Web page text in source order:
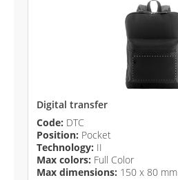
Digital transfer
Code: DTC
Position: Pocket
Technology: II
Max colors: Full Color
Max dimensions: 150 x 80 mm